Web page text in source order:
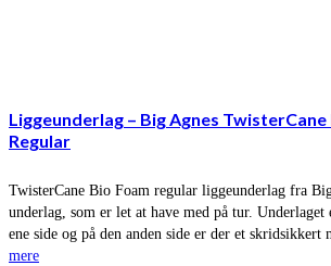
Liggeunderlag – Big Agnes TwisterCane
Regular
TwisterCane Bio Foam regular liggeunderlag fra
underlag, som er let at have med på tur.
ene side og på den anden side er der et
mere